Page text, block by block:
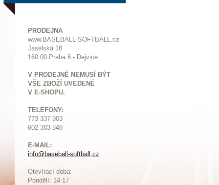
PRODEJNA
www.BASEBALL-SOFTBALL.cz
Jaselská 18
160 00 Praha 6 - Dejvice
V PRODEJNĚ NEMUSÍ BÝT
VŠE ZBOŽÍ UVEDENÉ
V E-SHOPU.
TELEFONY:
773 337 903
602 383 848
E-MAIL:
info@baseball-softball.cz
Otevírací doba:
Pondělí: 14-17